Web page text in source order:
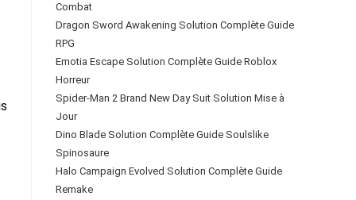
Combat
Dragon Sword Awakening Solution Complète Guide
RPG
Emotia Escape Solution Complète Guide Roblox
Horreur
Spider-Man 2 Brand New Day Suit Solution Mise à
Jour
Dino Blade Solution Complète Guide Soulslike
Spinosaure
Halo Campaign Evolved Solution Complète Guide
Remake